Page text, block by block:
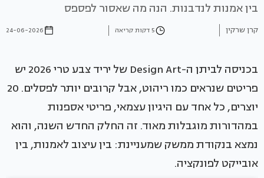
בין אמנות לנדבנות. הנה מה שאסור לפספס
קרן שרקין 5 דקות קריאה 24-06-2026
בכניסה לביתן ה-Design Art של יריד צבע טרי 2026 יש
פריטים שנראים כמו ריהוט, אבל קרובים יותר לפסלים. 20
יוצרים, כל אחד עם היגיון עצמאי, פריטי אספנות
במהדורות מוגבלות מאוד. זה החלק החדש השנה, והוא
נמצא בנקודת ממשק שמעניינת: בין עיצוב לאמנות, בין
אובייקט לפונקציה.